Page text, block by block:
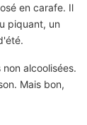
en carafe. Il
piquant, un
alcoolisées.
Mais bon,